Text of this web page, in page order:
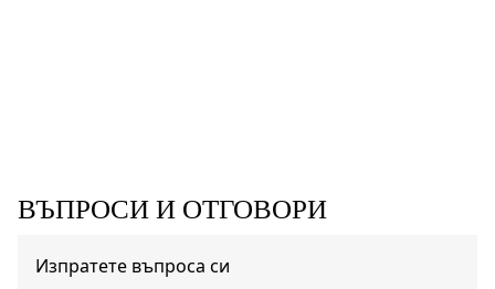
ВЪПРОСИ И ОТГОВОРИ
Изпратете въпроса си